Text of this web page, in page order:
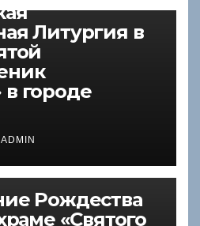
Литургия в
городе
ADMIN
Рождества
«Святого